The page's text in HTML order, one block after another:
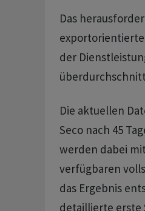
Das
der
Die aktuellen
Seco nach 45
werden dabei
verfügbaren
das Ergebnis
detaillierte erste